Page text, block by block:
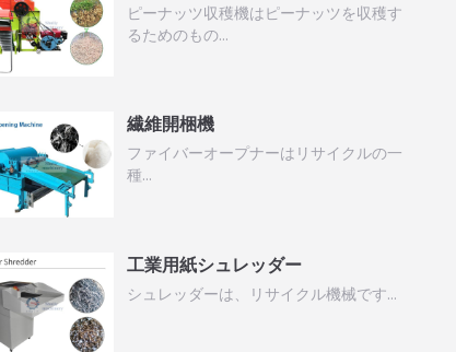
ピーナッツ収穫機はピーナッツを収穫す
るためのもの…
繊維開梱機
ファイバーオープナーはリサイクルの一
種…
工業用紙シュレッダー
シュレッダーは、リサイクル機械です…